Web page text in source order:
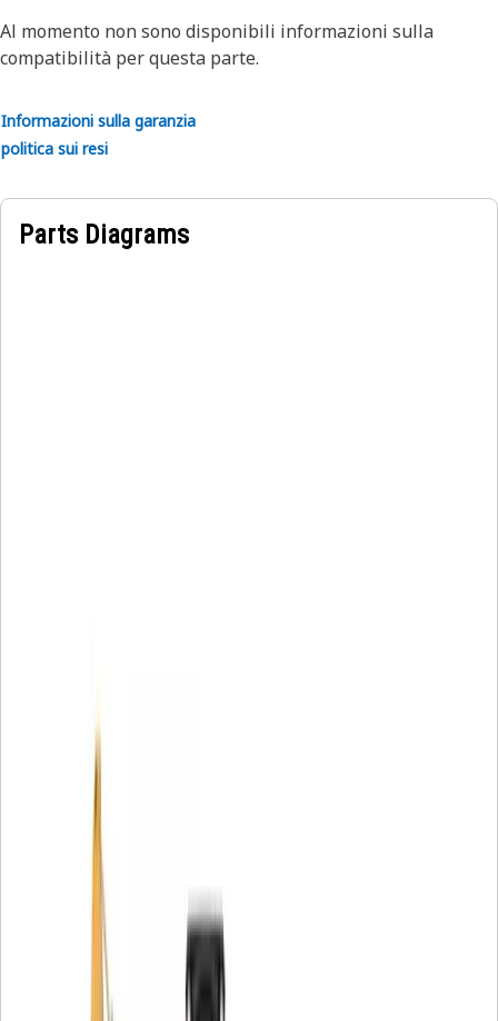
Al momento non sono disponibili informazioni sulla
compatibilità per questa parte.
Informazioni sulla garanzia
politica sui resi
Parts Diagrams